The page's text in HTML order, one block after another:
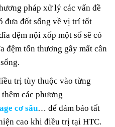
pháp xử lý các vấn đề
đưa đốt sống về vị trí tốt
đệm nội xốp một số sẽ có
đệm tổn thương gây mất cân
trị tùy thuộc vào từng
các phương
cơ sâu… để đảm bảo tất
cao khi điều trị tại HTC.